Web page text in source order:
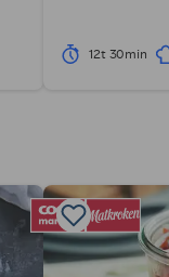
12t 30min